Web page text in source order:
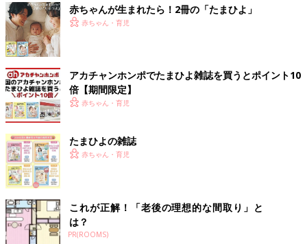
赤ちゃんが生まれたら！2冊の「たまひよ」
赤ちゃん・育児
アカチャンホンポでたまひよ雑誌を買うとポイント10
倍【期間限定】
赤ちゃん・育児
たまひよの雑誌
赤ちゃん・育児
これが正解！「老後の理想的な間取り」と
は？
PR(ROOMS)